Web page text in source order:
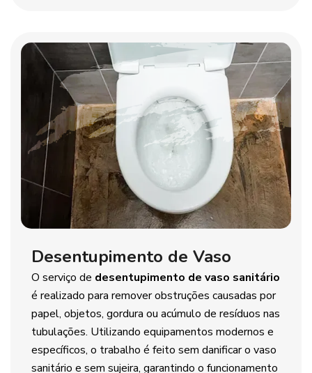
Desentupimento de Vaso
O serviço de desentupimento de vaso sanitário
é realizado para remover obstruções causadas por
papel, objetos, gordura ou acúmulo de resíduos nas
tubulações. Utilizando equipamentos modernos e
específicos, o trabalho é feito sem danificar o vaso
sanitário e sem sujeira, garantindo o funcionamento